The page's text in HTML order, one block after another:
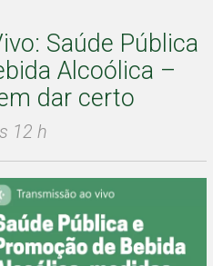
Saúde Pública
Alcoólica –
dar certo
12 h